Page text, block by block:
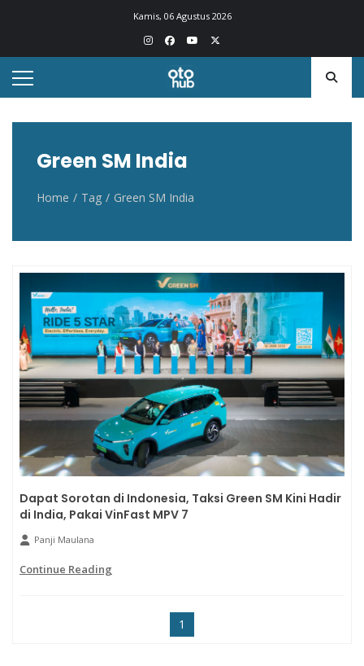
Kamis, 06 Agustus 2026
Otohub.co
Portal berita otomotif Indonesia terkini
Green SM India
Home Tag Green SM India
Dapat Sorotan di Indonesia, Taksi Green SM Kini Hadir
di India, Pakai VinFast MPV 7
Panji Maulana
Continue Reading
1